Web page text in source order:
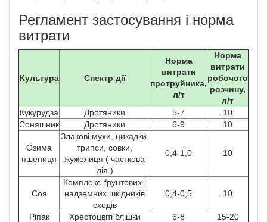
Регламент застосування і норма
витрати
Культура Спектр дії
Норма
витрати
протруйника,
л/т
Норма
витрати
робочого
розчину,
л/т
Кукурудза
Дротяники 5-7
10
Соняшник
Дротяники 6-9 10
Озима
пшениця
Злакові мухи, цикадки,
трипси, совки,
жужелиця ( часткова
дія )
0,4-1,0 10
Соя
Комплекс ґрунтових і
надземних шкідників
сходів
0,4-0,5 10
Ріпак Хрестоцвіті блішки 6-8 15-20